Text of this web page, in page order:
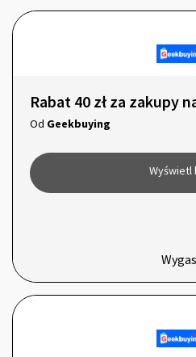
Rabat 40 zł za zakupy
Od Geekbuying
Wyświetl